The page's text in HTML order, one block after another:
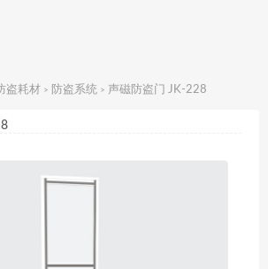
盗耗材 > 防盗系统 > 声磁防盗门 JK-228